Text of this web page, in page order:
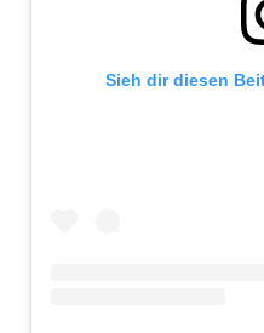
Sieh dir diesen